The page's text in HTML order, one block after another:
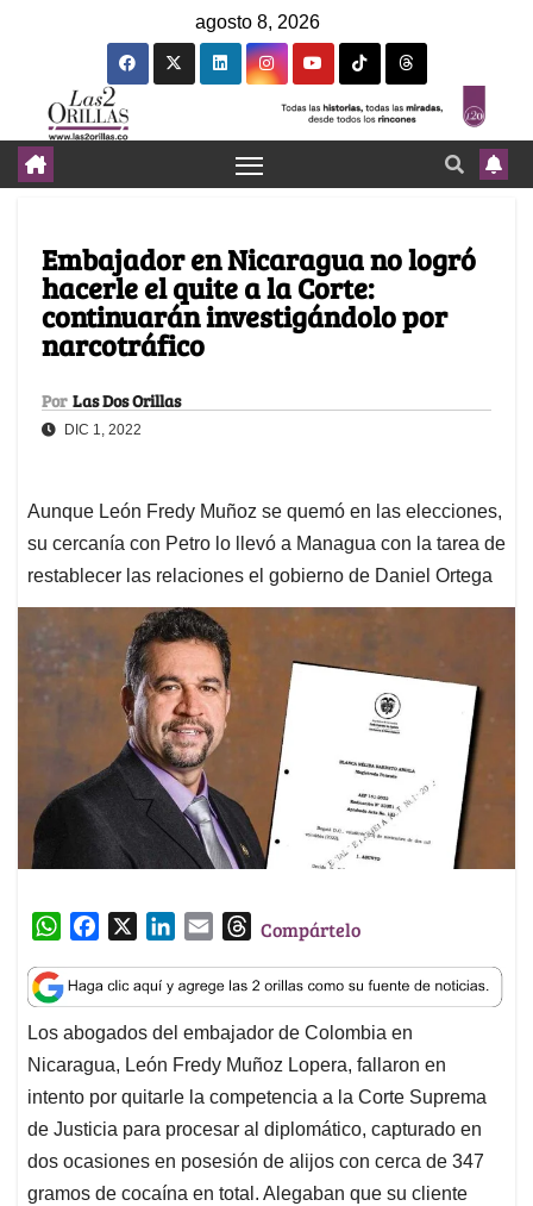
agosto 8, 2026
Embajador en Nicaragua no logró
hacerle el quite a la Corte:
continuarán investigándolo por
narcotráfico
Por Las Dos Orillas
DIC 1, 2022
Aunque León Fredy Muñoz se quemó en las elecciones,
su cercanía con Petro lo llevó a Managua con la tarea de
restablecer las relaciones el gobierno de Daniel Ortega
W
a
t
s
A
p
p
c
e
b
o
o
k
n
k
e
d
I
n
a
i
l
T
r
e
a
d
s
Compártelo
Los abogados del embajador de Colombia en
Nicaragua, León Fredy Muñoz Lopera, fallaron en
intento por quitarle la competencia a la Corte Suprema
de Justicia para procesar al diplomático, capturado en
dos ocasiones en posesión de alijos con cerca de 347
gramos de cocaína en total. Alegaban que su cliente